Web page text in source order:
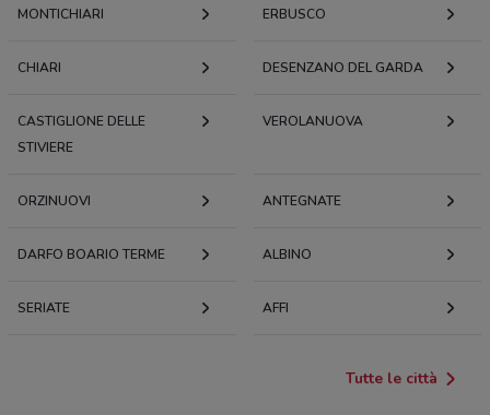
MONTICHIARI ERBUSCO
CHIARI DESENZANO DEL GARDA
CASTIGLIONE DELLE
STIVIERE
VEROLANUOVA
ORZINUOVI ANTEGNATE
DARFO BOARIO TERME ALBINO
SERIATE AFFI
Tutte le città